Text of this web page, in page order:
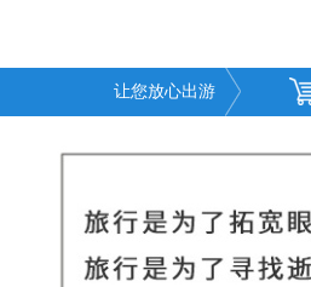
让您放心出游